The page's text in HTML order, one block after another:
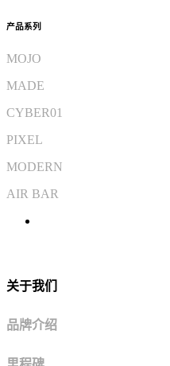
产品系列
MOJO
MADE
CYBER01
PIXEL
MODERN
AIR BAR
关于我们
品牌介绍